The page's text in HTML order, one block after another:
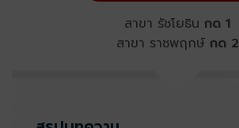
สาขา รัชโยธิน กด 1
สาขา ราชพฤกษ์ กด 2